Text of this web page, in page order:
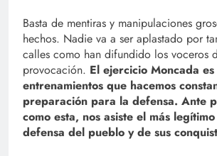
Basta de mentiras y manipulaciones
hechos. Nadie va a ser aplastado por
calles como han difundido los voceros
provocación. El ejercicio Moncada
entrenamientos que hacemos
preparación para la defensa. Ante
como esta, nos asiste el más
defensa del pueblo y de sus